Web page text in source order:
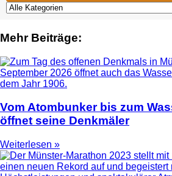
Mehr Beiträge:
Vom Atombunker bis zum
öffnet seine Denkmäler
Weiterlesen »